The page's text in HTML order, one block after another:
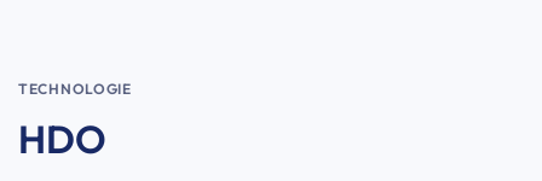
TECHNOLOGIE
HDO